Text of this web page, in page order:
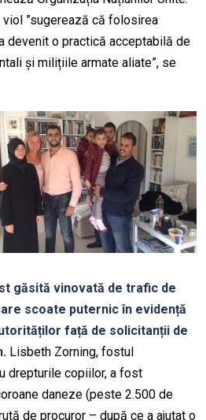
”sugerează că folosirea
devenit o practică acceptabilă de
și milițiile armate aliate”, se
găsită vinovată de trafic de
scoate puternic în evidență
față de solicitanții de
Lisbeth Zorning, fostul
drepturile copiilor, a fost
daneze (peste 2.500 de
de procuror – după ce a ajutat o